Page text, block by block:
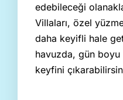
edebileceği
Villaları, özel
daha keyifli hale
havuzda, gün
keyfini